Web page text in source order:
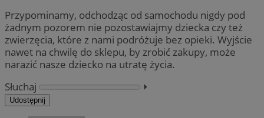
Przypominamy, odchodząc od samochodu nigdy pod
żadnym pozorem nie pozostawiajmy dziecka czy też
zwierzęcia, które z nami podróżuje bez opieki. Wyjście
nawet na chwilę do sklepu, by zrobić zakupy, może
narazić nasze dziecko na utratę życia.
Słuchaj
⏵︎
Udostępnij